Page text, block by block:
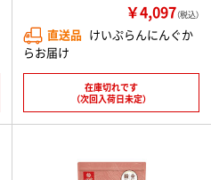
￥4,097（税込）
直送品 けいぷらんにんぐか
らお届け
在庫切れです
（次回入荷日未定）